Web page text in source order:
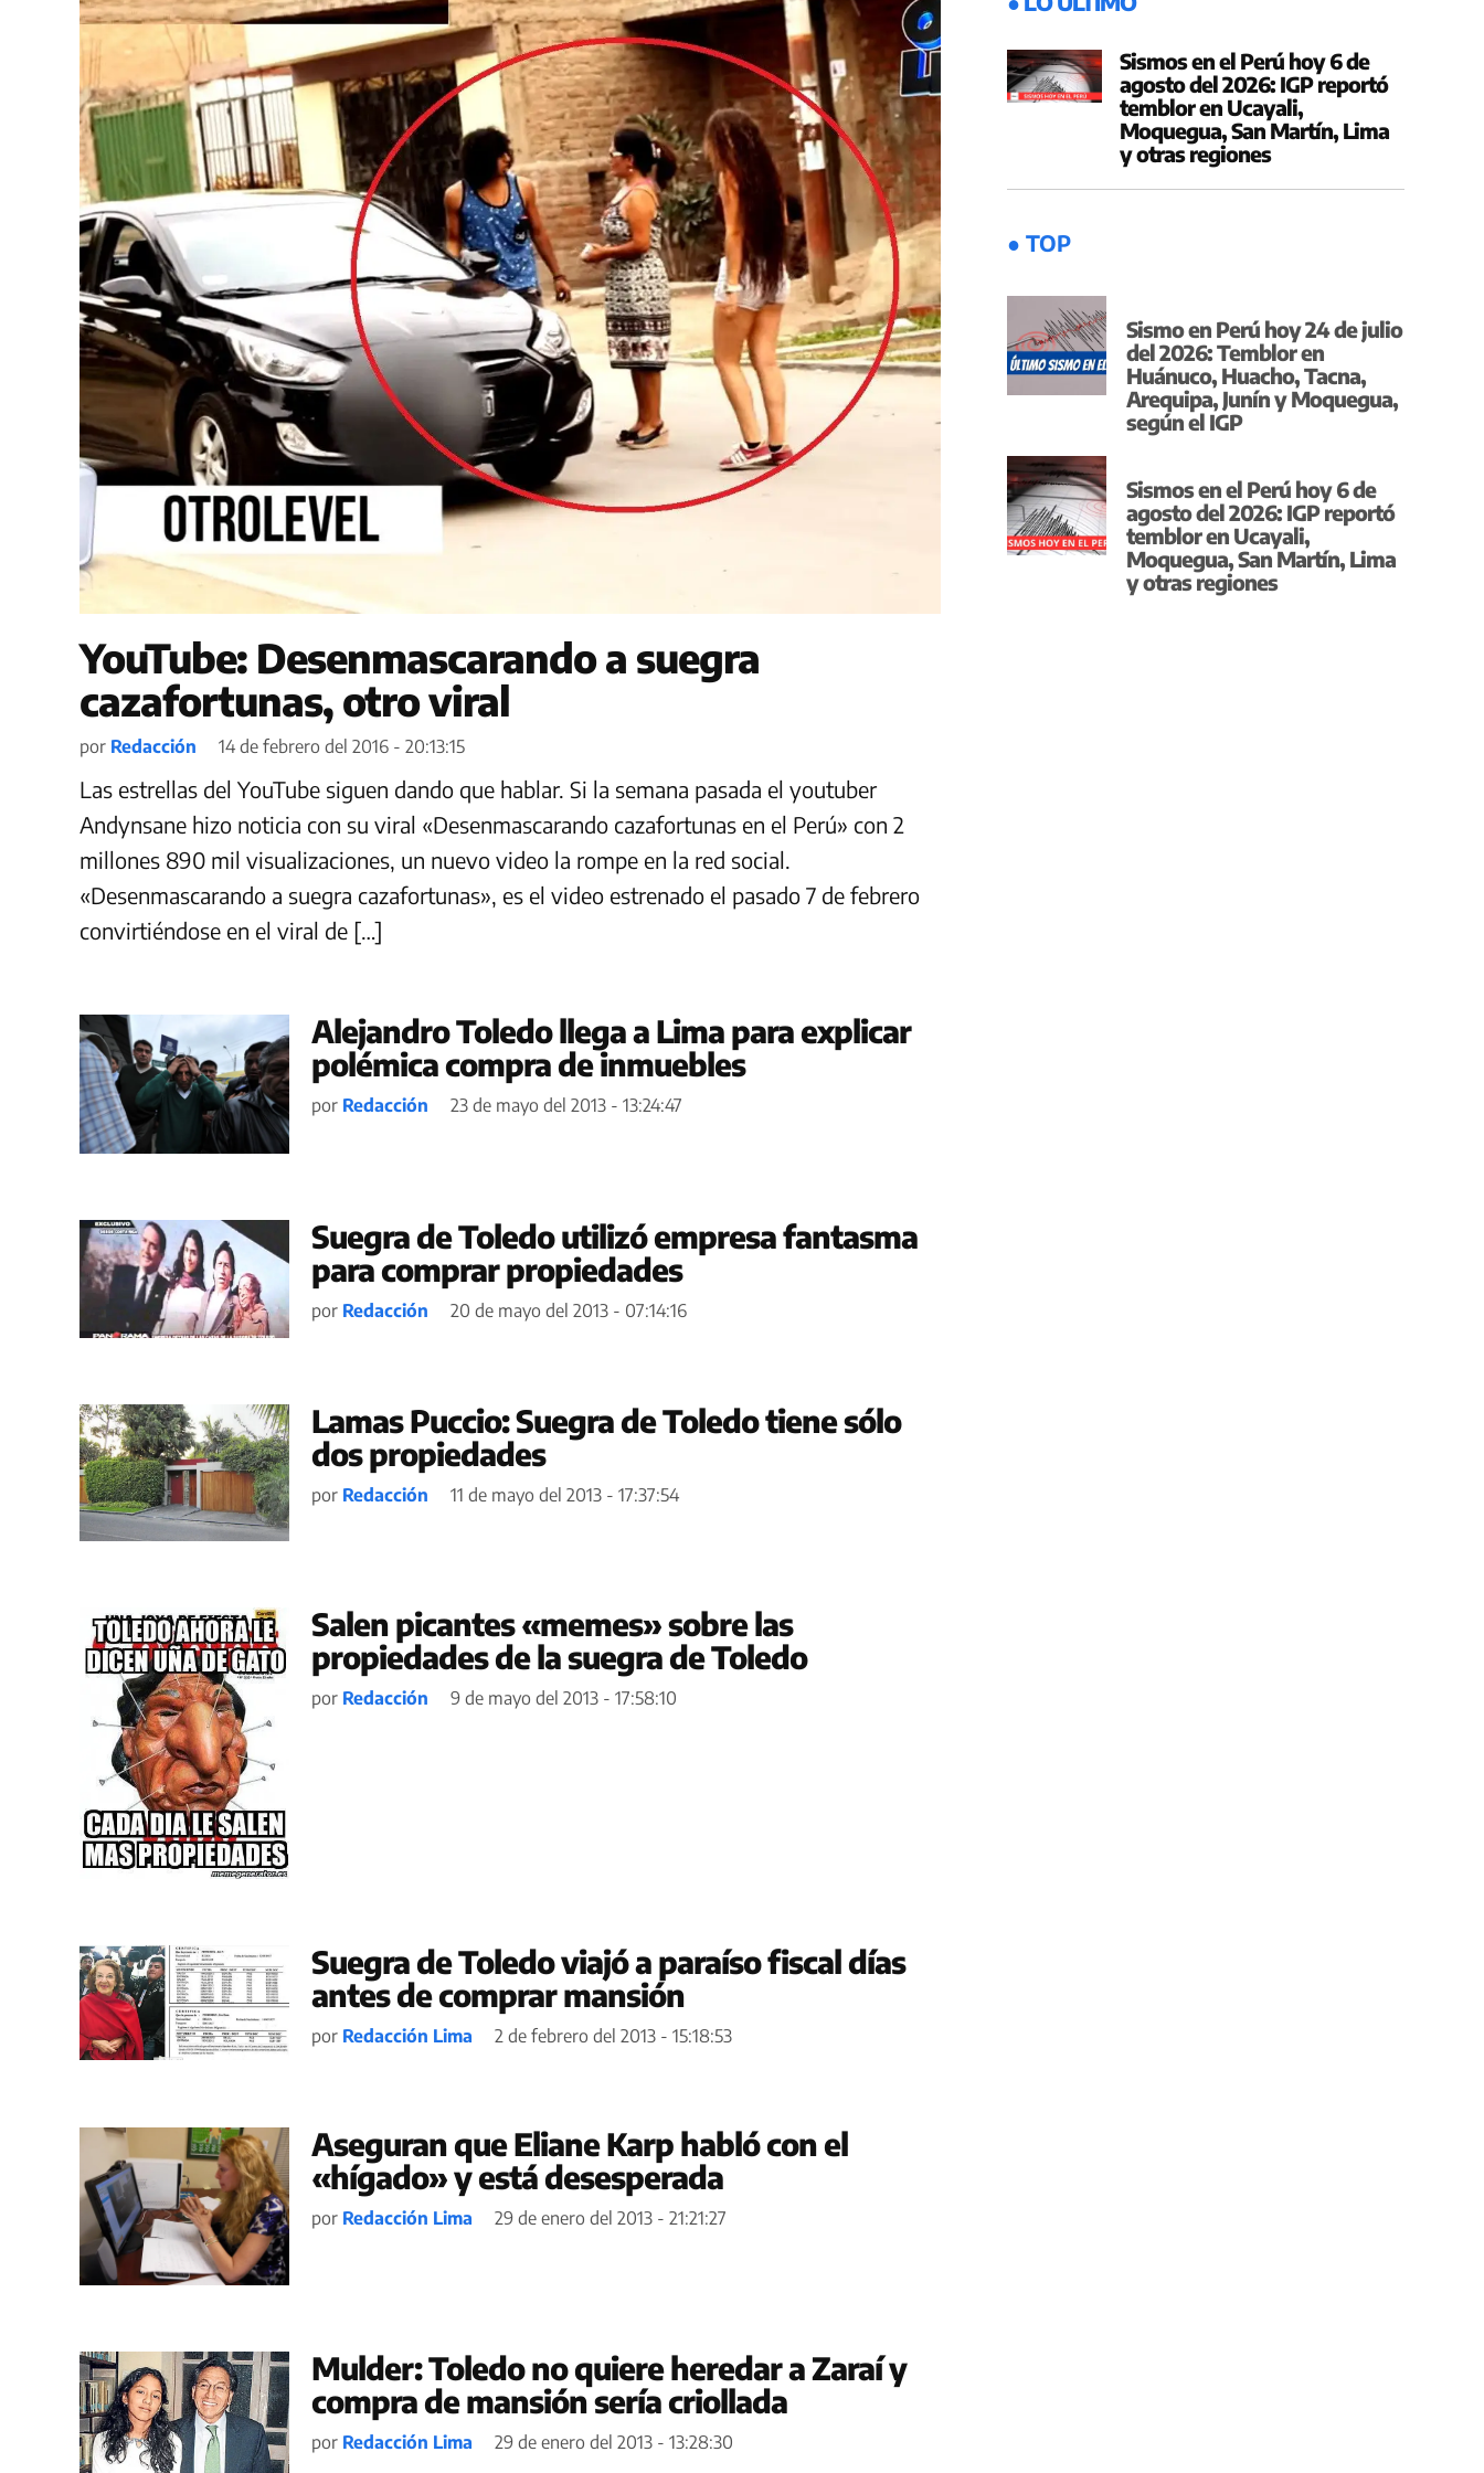
YouTube: Desenmascarando a suegra
cazafortunas, otro viral
por Redacción 14 de febrero del 2016 - 20:13:15
Las estrellas del YouTube siguen dando que hablar. Si la semana pasada el youtuber
Andynsane hizo noticia con su viral «Desenmascarando cazafortunas en el Perú» con 2
millones 890 mil visualizaciones, un nuevo video la rompe en la red social.
«Desenmascarando a suegra cazafortunas», es el video estrenado el pasado 7 de febrero
convirtiéndose en el viral de […]
Alejandro Toledo llega a Lima para explicar
polémica compra de inmuebles
por Redacción 23 de mayo del 2013 - 13:24:47
Suegra de Toledo utilizó empresa fantasma
para comprar propiedades
por Redacción 20 de mayo del 2013 - 07:14:16
Lamas Puccio: Suegra de Toledo tiene sólo
dos propiedades
por Redacción 11 de mayo del 2013 - 17:37:54
Salen picantes «memes» sobre las
propiedades de la suegra de Toledo
por Redacción 9 de mayo del 2013 - 17:58:10
Suegra de Toledo viajó a paraíso fiscal días
antes de comprar mansión
por Redacción Lima 2 de febrero del 2013 - 15:18:53
Aseguran que Eliane Karp habló con el
«hígado» y está desesperada
por Redacción Lima 29 de enero del 2013 - 21:21:27
Mulder: Toledo no quiere heredar a Zaraí y
compra de mansión sería criollada
por Redacción Lima 29 de enero del 2013 - 13:28:30
Sismos en el Perú hoy 6 de
agosto del 2026: IGP reportó
temblor en Ucayali,
Moquegua, San Martín, Lima
y otras regiones
● TOP
Sismo en Perú hoy 24 de julio
del 2026: Temblor en
Huánuco, Huacho, Tacna,
Arequipa, Junín y Moquegua,
según el IGP
Sismos en el Perú hoy 6 de
agosto del 2026: IGP reportó
temblor en Ucayali,
Moquegua, San Martín, Lima
y otras regiones